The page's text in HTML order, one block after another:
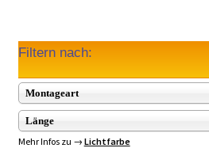
Filtern nach:
Montageart
Länge
Mehr Infos zu → Lichtfarbe